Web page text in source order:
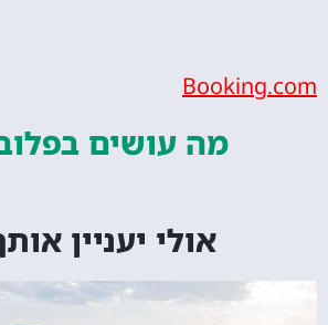
מה עושים בפלובדיב?
אולי יעניין אותך גם